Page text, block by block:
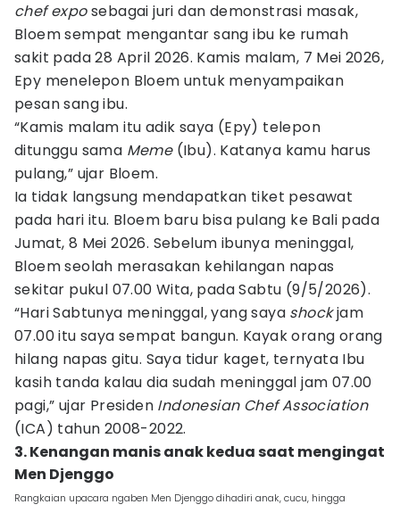
chef exposebagai juri dan demonstrasi masak,
Bloem sempat mengantar sang ibu ke rumah
sakit pada 28 April 2026. Kamis malam, 7 Mei 2026,
Epy menelepon Bloem untuk menyampaikan
pesan sang ibu.
“Kamis malam itu adik saya (Epy) telepon
ditunggu sama Meme (Ibu). Katanya kamu harus
pulang,” ujar Bloem.
Ia tidak langsung mendapatkan tiket pesawat
pada hari itu. Bloem baru bisa pulang ke Bali pada
Jumat, 8 Mei 2026. Sebelum ibunya meninggal,
Bloem seolah merasakan kehilangan napas
sekitar pukul 07.00 Wita, pada Sabtu (9/5/2026).
“Hari Sabtunya meninggal, yang saya shockjam
07.00 itu saya sempat bangun. Kayak orang orang
hilang napas gitu. Saya tidur kaget, ternyata Ibu
kasih tanda kalau dia sudah meninggal jam 07.00
pagi,” ujar Presiden Indonesian Chef Association
(ICA) tahun 2008-2022.
3. Kenangan manis anak kedua saat mengingat
Men Djenggo
Rangkaian upacara ngaben Men Djenggo dihadiri anak, cucu, hingga